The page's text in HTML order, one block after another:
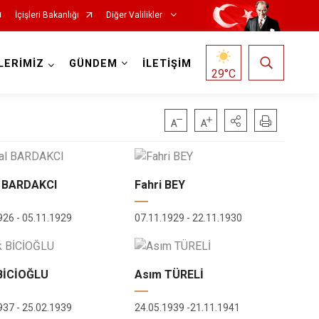
İçişleri Bakanlığı Diğer Valilikler
GÜNDEM İLETİŞİM
29°C
- 05.11.1929
Fahri BEY
07.11.1929 - 22.11.1930
- 25.02.1939
Asım TÜRELİ
24.05.1939 -21.11.1941